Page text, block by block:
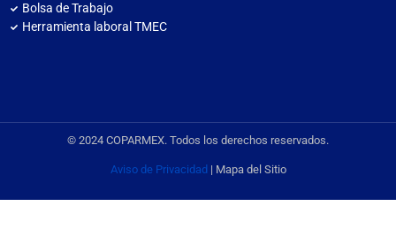
Bolsa de Trabajo
Herramienta laboral TMEC
© 2024 COPARMEX. Todos los derechos reservados.
Aviso de Privacidad | Mapa del Sitio